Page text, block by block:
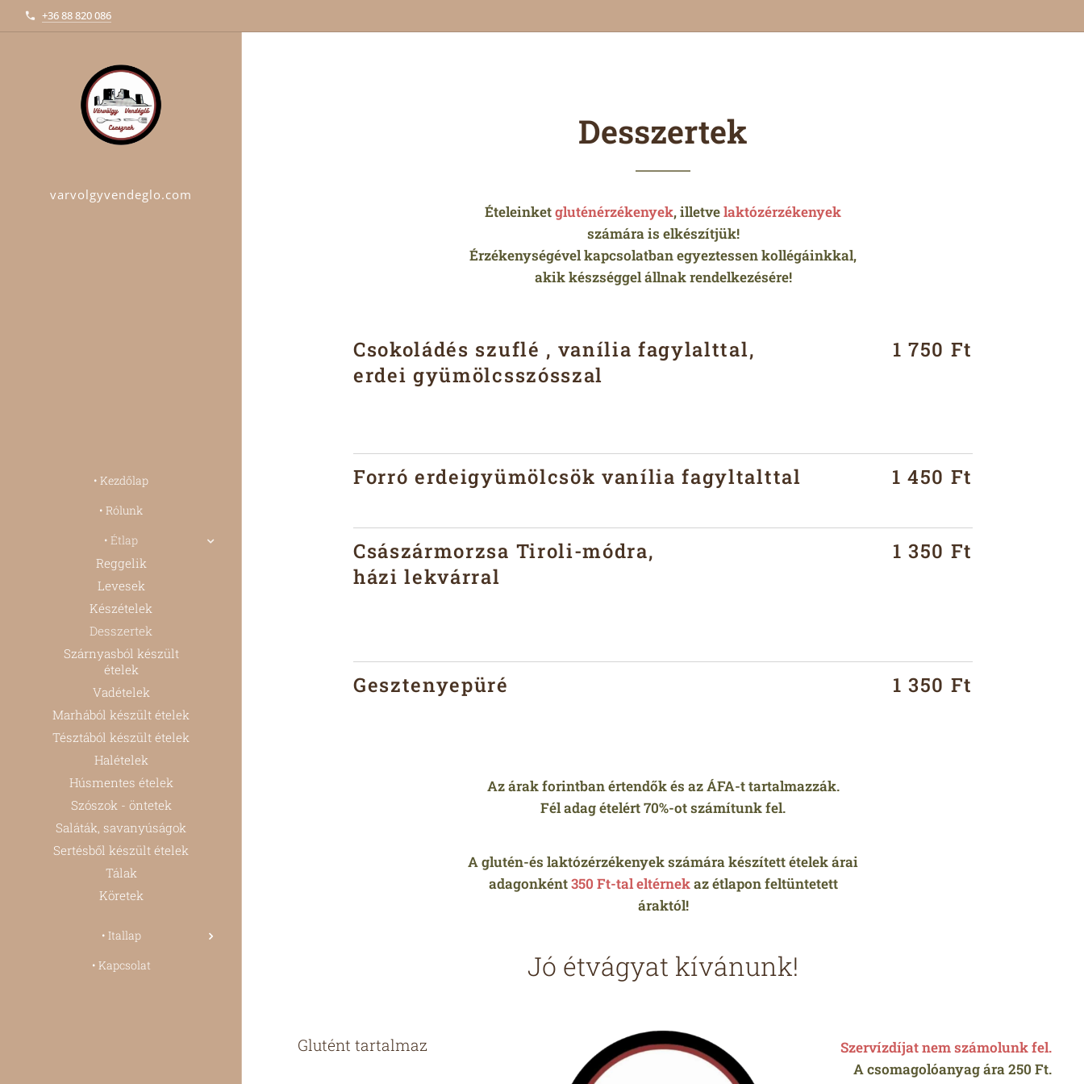
+36 88 820 086
varvolgyvendeglo.com
• Kezdőlap
• Rólunk
• Étlap
Reggelik
Levesek
Készételek
Desszertek
Szárnyasból készült
ételek
Vadételek
Marhából készült ételek
Tésztából készült ételek
Halételek
Húsmentes ételek
Szószok - öntetek
Saláták, savanyúságok
Sertésből készült ételek
Tálak
Köretek
• Itallap
• Kapcsolat
Desszertek
Ételeinketgluténérzékenyek, illetvelaktózérzékenyek
számára is elkészítjük!
Érzékenységével kapcsolatban egyeztessen kollégáinkkal,
akik készséggel állnak rendelkezésére!
Csokoládés szuflé , vanília fagylalttal,
erdei gyümölcsszósszal
1 750 Ft
Forró erdeigyümölcsök vanília fagyltalttal 1 450 Ft
Császármorzsa Tiroli-módra,
házi lekvárral
1 350 Ft
Gesztenyepüré 1 350 Ft
Az árak forintban értendők és az ÁFA-t tartalmazzák.
Fél adag ételért 70%-ot számítunk fel.
A glutén-és laktózérzékenyek számára készített ételek árai
adagonként350 Ft-tal eltérnekaz étlapon feltüntetett
áraktól!
Jó étvágyat kívánunk!
🌾 Glutént tartalmaz
Szervízdíjat nem számolunk fel.
A csomagolóanyag ára 250 Ft.